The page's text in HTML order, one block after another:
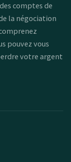
comptes de
la négociation
pouvez vous
votre argent